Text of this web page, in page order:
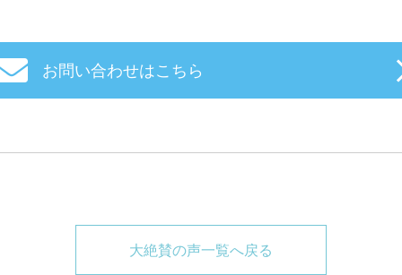
お問い合わせはこちら
大絶賛の声一覧へ戻る